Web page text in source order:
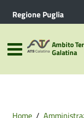
Regione Puglia
Ambito
Galatina
Home